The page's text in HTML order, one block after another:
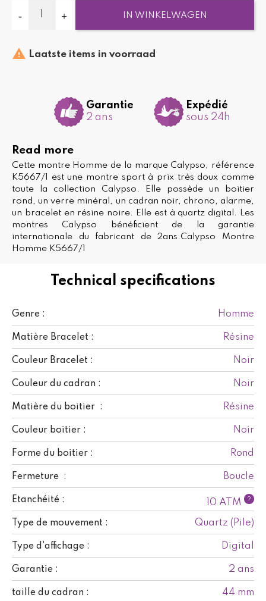
Technical specifications
Genre : Homme
Matière Bracelet : Résine
Couleur Bracelet : Noir
Couleur du cadran : Noir
Matière du boitier : Résine
Couleur boitier : Noir
Forme du boitier : Rond
Fermeture : Boucle
Etanchéité : 10 ATM ?
Type de mouvement : Quartz (Pile)
Type d'affichage : Digital
Garantie : 2 ans
taille du cadran : 44 mm
IN WINKELWAGEN
 Laatste items in voorraad
Garantie
2 ans
Expédié
sous 24h
Read more
Cette montre Homme de la marque Calypso, référence
K5667/1 est une montre sport à prix très doux comme
toute la collection Calypso. Elle possède un boitier
rond, un verre minéral, un cadran noir, chrono, alarme,
un bracelet en résine noire. Elle est à quartz digital. Les
montres Calypso bénéficient de la garantie
internationale du fabricant de 2ans.Calypso Montre
Homme K5667/1